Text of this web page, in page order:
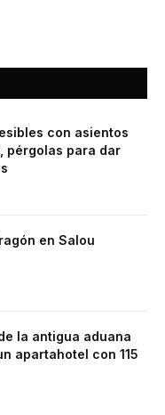
con asientos
pérgolas para dar
en Salou
la antigua aduana
apartahotel con 115